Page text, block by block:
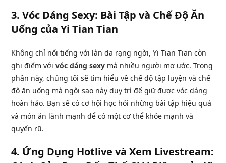
3.Vóc Dáng Sexy: Bài Tập và Chế Độ Ăn
Uống của Yi Tian Tian
Không chỉ nổi tiếng với làn da rạng ngời, Yi Tian Tian còn
ghi điểm vớivóc dáng sexy mà nhiều người mơ ước. Trong
phần này, chúng tôi sẽ tìm hiểu về chế độ tập luyện và chế
độ ăn uống mà ngôi sao này duy trì để giữ được vóc dáng
hoàn hảo. Bạn sẽ có cơ hội học hỏi những bài tập hiệu quả
và món ăn lành mạnh để có một cơ thể khỏe mạnh và
quyến rũ.
4. Ứng Dụng Hotlive và Xem Livestream: